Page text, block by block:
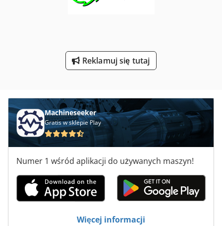
Urządzenia Do PakowaniaReklamuj się tutaj
Machineseeker
Gratis w sklepie Play
Numer 1 wśród aplikacji do używanych maszyn!
Więcej informacji